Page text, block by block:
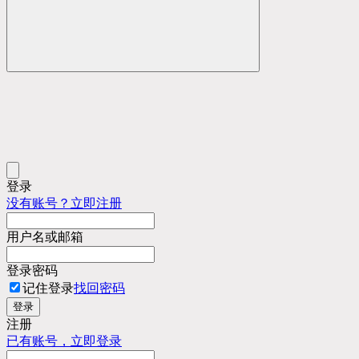
登录
没有账号？立即注册
用户名或邮箱
登录密码
记住登录找回密码
登录
注册
已有账号，立即登录